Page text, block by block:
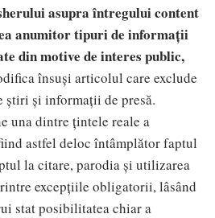
asupra întregului content
anumitor tipuri de informații
din motive de interes public,
însuși articolul care exclude
știri și informații de presă.
una dintre țintele reale a
astfel deloc întâmplător faptul
la citare, parodia și utilizarea
excepțiile obligatorii, lâsând
stat posibilitatea chiar a